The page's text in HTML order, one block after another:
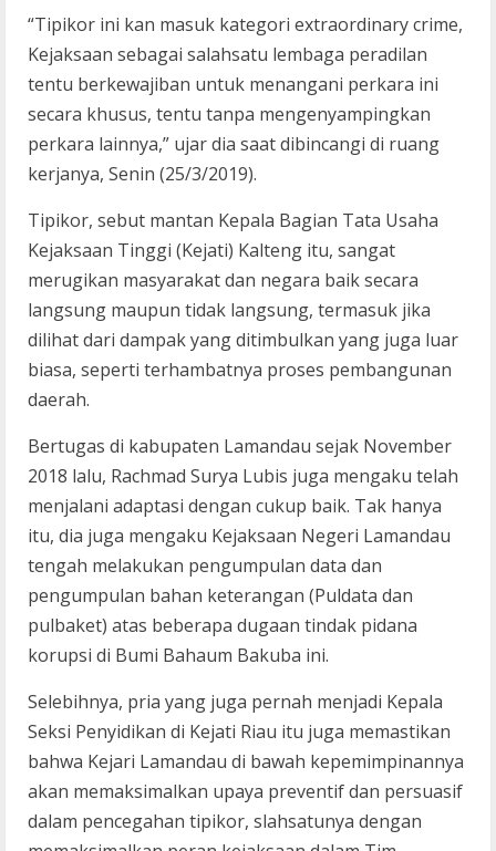
“Tipikor ini kan masuk kategori extraordinary crime,
Kejaksaan sebagai salahsatu lembaga peradilan
tentu berkewajiban untuk menangani perkara ini
secara khusus, tentu tanpa mengenyampingkan
perkara lainnya,” ujar dia saat dibincangi di ruang
kerjanya, Senin (25/3/2019).
Tipikor, sebut mantan Kepala Bagian Tata Usaha
Kejaksaan Tinggi (Kejati) Kalteng itu, sangat
merugikan masyarakat dan negara baik secara
langsung maupun tidak langsung, termasuk jika
dilihat dari dampak yang ditimbulkan yang juga luar
biasa, seperti terhambatnya proses pembangunan
daerah.
Bertugas di kabupaten Lamandau sejak November
2018 lalu, Rachmad Surya Lubis juga mengaku telah
menjalani adaptasi dengan cukup baik. Tak hanya
itu, dia juga mengaku Kejaksaan Negeri Lamandau
tengah melakukan pengumpulan data dan
pengumpulan bahan keterangan (Puldata dan
pulbaket) atas beberapa dugaan tindak pidana
korupsi di Bumi Bahaum Bakuba ini.
Selebihnya, pria yang juga pernah menjadi Kepala
Seksi Penyidikan di Kejati Riau itu juga memastikan
bahwa Kejari Lamandau di bawah kepemimpinannya
akan memaksimalkan upaya preventif dan persuasif
dalam pencegahan tipikor, slahsatunya dengan